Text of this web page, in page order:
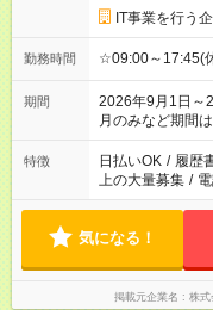
IT事業を行う
勤務時間 ☆09:00～17:45(
期間
2026年9月1日
月のみなど期間
特徴 日払いOK / 履歴
上の大量募集 /
気になる！
掲載元企業名 株